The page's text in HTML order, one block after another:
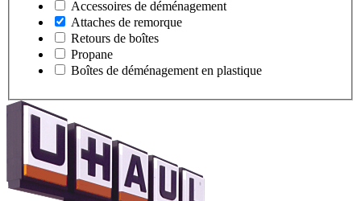
Accessoires de déménagement
Attaches de remorque
Retours de boîtes
Propane
Boîtes de déménagement en plastique